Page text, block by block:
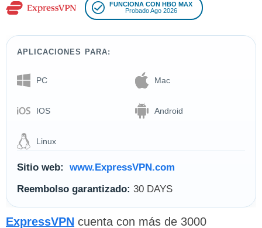
FUNCIONA CON HBO MAX
Probado Ago 2026
APLICACIONES PARA:
PC Mac
IOS Android
Linux
Sitio web:
www.ExpressVPN.com
Reembolso garantizado: 30 DAYS
ExpressVPN cuenta con más de 3000